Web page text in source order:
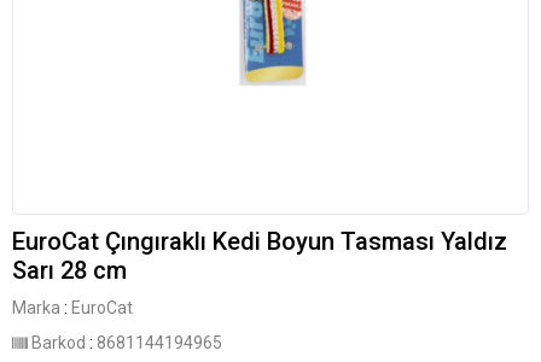
EuroCat Çıngıraklı Kedi Boyun Tasması Yaldız
Sarı 28 cm
Marka : EuroCat
Barkod : 8681144194965